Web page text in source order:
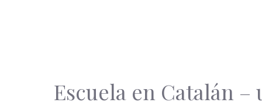
Escuela en Catalán –